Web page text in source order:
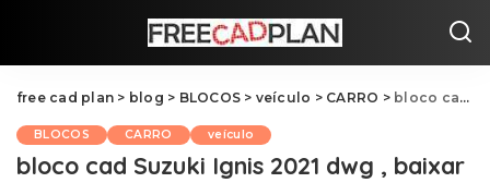
free cad plan > blog > BLOCOS > veículo > CARRO > bloco cad Suzuki Ignis 2021 dwg , baixar
BLOCOS CARRO veículo
bloco cad Suzuki Ignis 2021 dwg , baixar